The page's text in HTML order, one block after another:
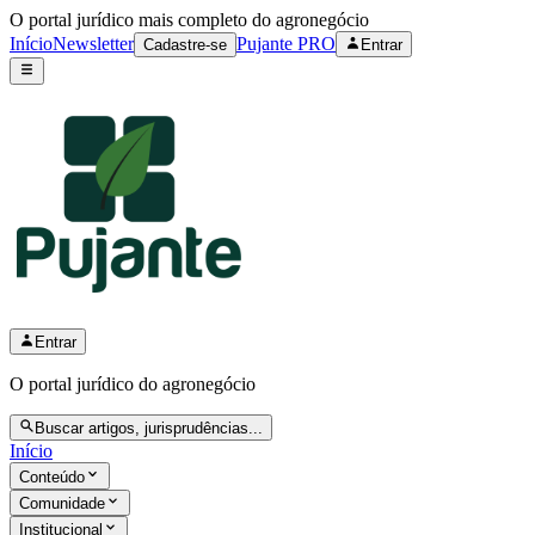
O portal jurídico mais completo do agronegócio
InícioNewsletter Cadastre-se Pujante PRO Entrar
Entrar
O portal jurídico do agronegócio
Buscar artigos, jurisprudências...
Início
Conteúdo
Comunidade
Institucional